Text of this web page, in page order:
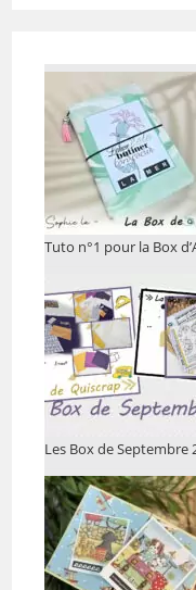
Tuto n°1 pour la Box
Les Box de Septembre